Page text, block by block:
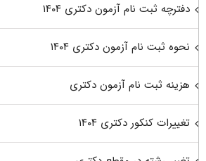
دفترچه ثبت نام آزمون دکتری ۱۴۰۴
نحوه ثبت نام آزمون دکتری ۱۴۰۴
هزینه ثبت نام آزمون دکتری
تغییرات کنکور دکتری ۱۴۰۴